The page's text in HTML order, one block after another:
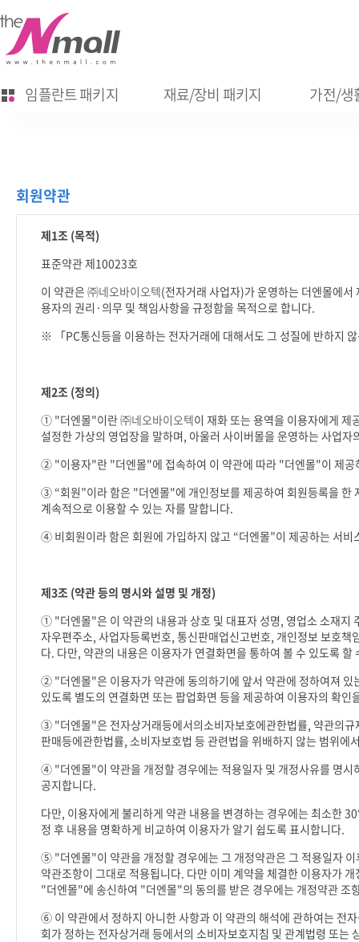
임플란트 패키지 재료/장비 패키지 가전/생
회원약관
제1조 (목적)
표준약관 제10023호
이 약관은 ㈜네오바이오텍(전자거래 사업자)가 운영하는 더엔몰에서
용자의 권리 · 의무 및 책임사항을 규정함을 목적으로 합니다.
※ 「PC통신등을 이용하는 전자거래에 대해서도 그 성질에 반하지
제2조 (정의)
① "더엔몰"이란㈜네오바이오텍이 재화 또는 용역을 이용자에게 제
설정한 가상의 영업장을 말하며, 아울러 사이버몰을 운영하는 사업자
② "이용자"란 "더엔몰"에 접속하여 이 약관에 따라 "더엔몰"이 제
③ “회원”이라 함은 "더엔몰"에 개인정보를 제공하여 회원등록을 한
계속적으로 이용할 수 있는 자를 말합니다.
④ 비회원이라 함은 회원에 가입하지 않고 “더엔몰”이 제공하는 서비
제3조 (약관 등의 명시와 설명 및 개정)
① "더엔몰"은 이 약관의 내용과 상호 및 대표자 성명, 영업소 소재지
자우편주소, 사업자등록번호, 통신판매업신고번호, 개인정보 보호책
다. 다만, 약관의 내용은 이용자가 연결화면을 통하여 볼 수 있도록 할
② "더엔몰"은 이용자가 약관에 동의하기에 앞서 약관에 정하여져 있
있도록 별도의 연결화면 또는 팝업화면 등을 제공하여 이용자의 확인
③ "더엔몰"은 전자상거래등에서의소비자보호에관한법률, 약관의규
판매등에관한법률, 소비자보호법 등 관련법을 위배하지 않는 범위에
④ "더엔몰"이 약관을 개정할 경우에는 적용일자 및 개정사유를 명
공지합니다.
다만, 이용자에게 불리하게 약관 내용을 변경하는 경우에는 최소한30
정 후 내용을 명확하게 비교하여 이용자가 알기 쉽도록 표시합니다.
⑤ "더엔몰"이 약관을 개정할 경우에는 그 개정약관은 그 적용일자
약관조항이 그대로 적용됩니다. 다만 이미 계약을 체결한 이용자가
"더엔몰"에 송신하여 "더엔몰"의 동의를 받은 경우에는 개정약관 조
⑥ 이 약관에서 정하지 아니한 사항과 이 약관의 해석에 관하여는 전
회가 정하는 전자상거래 등에서의 소비자보호지침 및 관계법령 또는